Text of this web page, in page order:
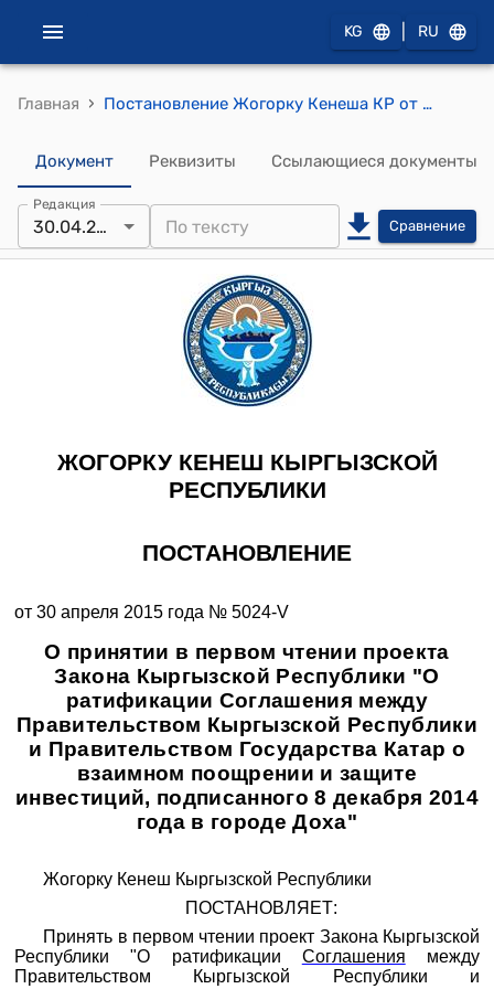
KG RU
Главная › Постановление Жогорку Кенеша КР от 30 апреля 2015 года № 5024-V "О принятии в первом чтении проекта Закона Кыргызской Республики "О ратификации Соглашения между Правительством Кыргызской Республики и Правительством Государства Катар о взаимном поощрении и защите инвестиций, подписанного 8 декабря 2014 года в городе Доха"
Документ Реквизиты Ссылающиеся документы
Редакция
30.04.2015 Сравнение